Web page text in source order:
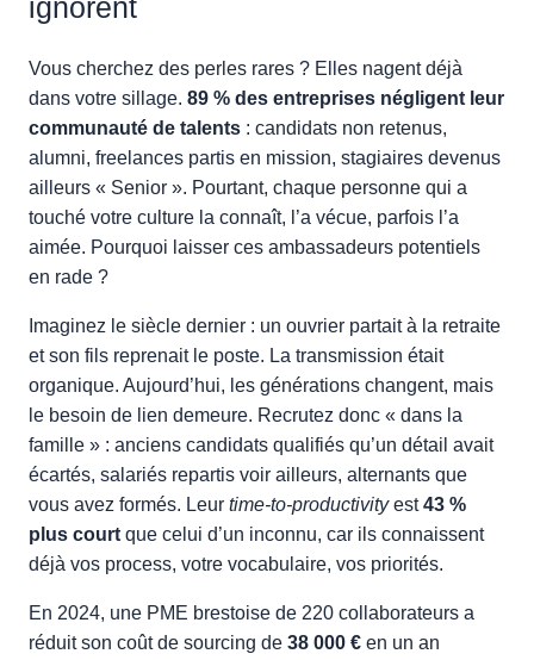
ignorent
Vous cherchez des perles rares ? Elles nagent déjà
dans votre sillage. 89 % des entreprises négligent leur
communauté de talents : candidats non retenus,
alumni, freelances partis en mission, stagiaires devenus
ailleurs « Senior ». Pourtant, chaque personne qui a
touché votre culture la connaît, l’a vécue, parfois l’a
aimée. Pourquoi laisser ces ambassadeurs potentiels
en rade ?
Imaginez le siècle dernier : un ouvrier partait à la retraite
et son fils reprenait le poste. La transmission était
organique. Aujourd’hui, les générations changent, mais
le besoin de lien demeure. Recrutez donc « dans la
famille » : anciens candidats qualifiés qu’un détail avait
écartés, salariés repartis voir ailleurs, alternants que
vous avez formés. Leur time-to-productivityest43 %
plus court que celui d’un inconnu, car ils connaissent
déjà vos process, votre vocabulaire, vos priorités.
En 2024, une PME brestoise de 220 collaborateurs a
réduit son coût de sourcing de 38 000 € en un an